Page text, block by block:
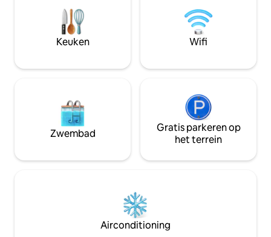
je verblijf. Strategische locatie CC
Alcaravan en Terminal, voor een
sportpark en kindergedeelte.
bereiding van je
praktische en
met strijkijzer en
wasmachine/
Keuken Wifi
Zwembad
Gratis parkeren op
het terrein
Airconditioning